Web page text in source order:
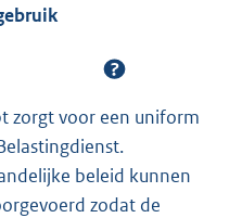
zorgt voor een uniform
beleid kunnen
zodat de